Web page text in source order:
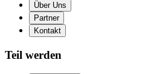
Über Uns
Partner
Kontakt
Teil werden